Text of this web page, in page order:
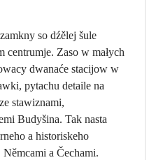
so dźělej šule
centrumje. Zaso w małych
dwanaće stacijow w
pytachu detaile na
stawiznami,
Budyšina. Tak nasta
a historiskeho
a Čechami.